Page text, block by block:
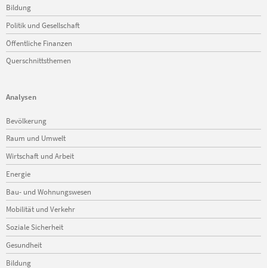
Bildung
Politik und Gesellschaft
Öffentliche Finanzen
Querschnittsthemen
Analysen
überspringen
Bevölkerung
Raum und Umwelt
Wirtschaft und Arbeit
Energie
Bau- und Wohnungswesen
Mobilität und Verkehr
Soziale Sicherheit
Gesundheit
Bildung